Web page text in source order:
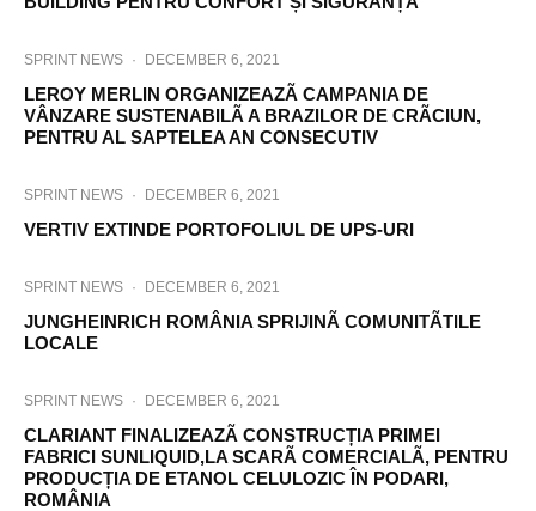
SPRINT NEWS · DECEMBER 6, 2021
LEROY MERLIN ORGANIZEAZÃ CAMPANIA DE
VÂNZARE SUSTENABILÃ A BRAZILOR DE CRÃCIUN,
PENTRU AL SAPTELEA AN CONSECUTIV
SPRINT NEWS · DECEMBER 6, 2021
VERTIV EXTINDE PORTOFOLIUL DE UPS-URI
SPRINT NEWS · DECEMBER 6, 2021
JUNGHEINRICH ROMÂNIA SPRIJINÃ COMUNITÃTILE
LOCALE
SPRINT NEWS · DECEMBER 6, 2021
CLARIANT FINALIZEAZÃ CONSTRUCȚIA PRIMEI
FABRICI SUNLIQUID,LA SCARÃ COMERCIALÃ, PENTRU
PRODUCȚIA DE ETANOL CELULOZIC ÎN PODARI,
ROMÂNIA